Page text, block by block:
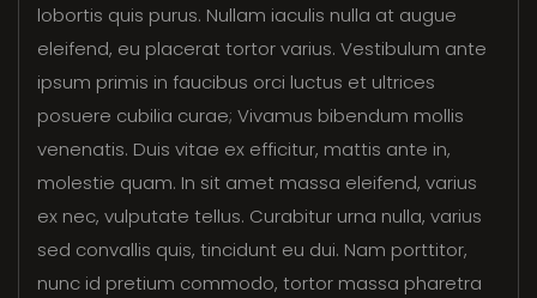
lobortis quis purus. Nullam iaculis nulla at augue
eleifend, eu placerat tortor varius. Vestibulum ante
ipsum primis in faucibus orci luctus et ultrices
posuere cubilia curae; Vivamus bibendum mollis
venenatis. Duis vitae ex efficitur, mattis ante in,
molestie quam. In sit amet massa eleifend, varius
ex nec, vulputate tellus. Curabitur urna nulla, varius
sed convallis quis, tincidunt eu dui. Nam porttitor,
nunc id pretium commodo, tortor massa pharetra